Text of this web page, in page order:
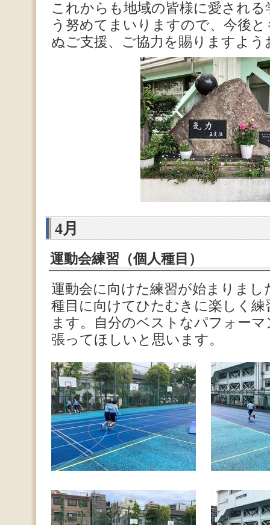
これからも地域の皆様に愛され
う努めてまいりますので、今後
ぬご支援、ご協力を賜りますよ
4月
運動会練習（個人種目）
運動会に向けた練習が始まりまし
種目に向けてひたむきに楽しく
ます。自分のベストなパフォー
張ってほしいと思います。